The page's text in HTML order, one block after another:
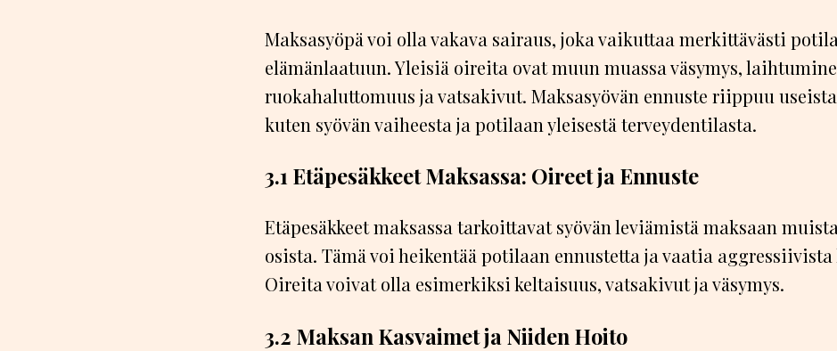
Maksasyöpä voi olla vakava sairaus, joka vaikuttaa merkittävästi
elämänlaatuun. Yleisiä oireita ovat muun muassa väsymys,
ruokahaluttomuus ja vatsakivut. Maksasyövän ennuste riippuu
kuten syövän vaiheesta ja potilaan yleisestä terveydentilasta.
3.1 Etäpesäkkeet Maksassa: Oireet ja Ennuste
Etäpesäkkeet maksassa tarkoittavat syövän leviämistä maksaan
osista. Tämä voi heikentää potilaan ennustetta ja vaatia
Oireita voivat olla esimerkiksi keltaisuus, vatsakivut ja väsymys.
3.2 Maksan Kasvaimet ja Niiden Hoito